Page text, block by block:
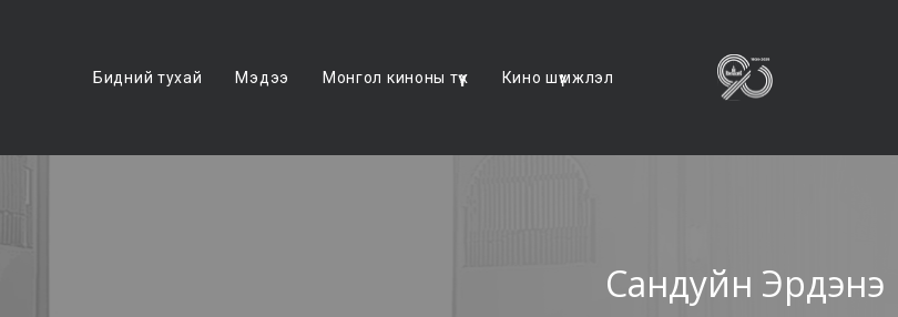
Бидний тухай Мэдээ Монгол киноны түүх Кино шүүмжлэл
Сандуйн Эрдэнэ